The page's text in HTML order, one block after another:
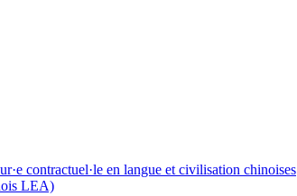
contractuel·le en langue et civilisation chinoises
LEA)